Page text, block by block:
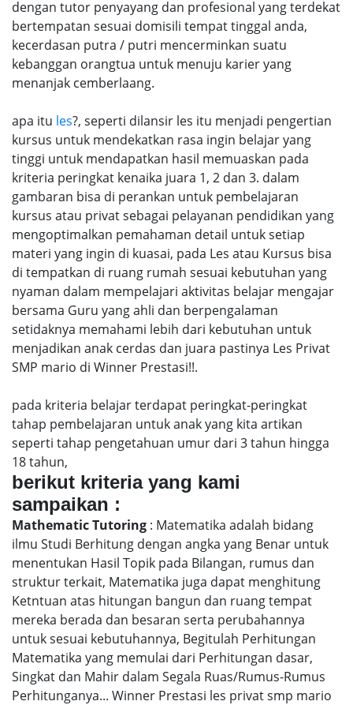
dengan tutor penyayang dan profesional yang terdekat
bertempatan sesuai domisili tempat tinggal anda,
kecerdasan putra / putri mencerminkan suatu
kebanggan orangtua untuk menuju karier yang
menanjak cemberlaang.
apa itu les?, seperti dilansir les itu menjadi pengertian
kursus untuk mendekatkan rasa ingin belajar yang
tinggi untuk mendapatkan hasil memuaskan pada
kriteria peringkat kenaika juara 1, 2 dan 3. dalam
gambaran bisa di perankan untuk pembelajaran
kursus atau privat sebagai pelayanan pendidikan yang
mengoptimalkan pemahaman detail untuk setiap
materi yang ingin di kuasai, pada Les atau Kursus bisa
di tempatkan di ruang rumah sesuai kebutuhan yang
nyaman dalam mempelajari aktivitas belajar mengajar
bersama Guru yang ahli dan berpengalaman
setidaknya memahami lebih dari kebutuhan untuk
menjadikan anak cerdas dan juara pastinya Les Privat
SMP mario di Winner Prestasi!!.
pada kriteria belajar terdapat peringkat-peringkat
tahap pembelajaran untuk anak yang kita artikan
seperti tahap pengetahuan umur dari 3 tahun hingga
18 tahun,
berikut kriteria yang kami
sampaikan :
Mathematic Tutoring : Matematika adalah bidang
ilmu Studi Berhitung dengan angka yang Benar untuk
menentukan Hasil Topik pada Bilangan, rumus dan
struktur terkait, Matematika juga dapat menghitung
Ketntuan atas hitungan bangun dan ruang tempat
mereka berada dan besaran serta perubahannya
untuk sesuai kebutuhannya, Begitulah Perhitungan
Matematika yang memulai dari Perhitungan dasar,
Singkat dan Mahir dalam Segala Ruas/Rumus-Rumus
Perhitunganya... Winner Prestasi les privat smp mario